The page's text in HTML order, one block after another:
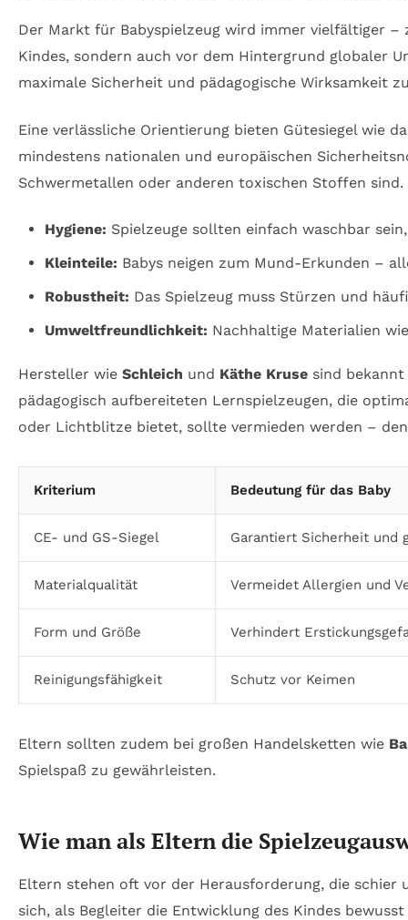
Der Markt für Babyspielzeug wird immer vielfältiger
Kindes, sondern auch vor dem Hintergrund globaler
maximale Sicherheit und pädagogische Wirksamkeit
Eine verlässliche Orientierung bieten Gütesiegel wie
mindestens nationalen und europäischen
Schwermetallen oder anderen toxischen Stoffen sind.
Hygiene: Spielzeuge sollten einfach waschbar
Kleinteile: Babys neigen zum Mund-Erkunden –
Robustheit: Das Spielzeug muss Stürzen und
Umweltfreundlichkeit: Nachhaltige Materialien
Hersteller wie Schleich und Käthe Kruse sind
pädagogisch aufbereiteten Lernspielzeugen, die
oder Lichtblitze bietet, sollte vermieden werden –
Kriterium Bedeutung für das Baby
CE- und GS-Siegel Garantiert Sicherheit und
Materialqualität Vermeidet Allergien und
Form und Größe Verhindert
Reinigungsfähigkeit Schutz vor Keimen
Eltern sollten zudem bei großen Handelsketten wie
Spielspaß zu gewährleisten.
Wie man als Eltern die
Eltern stehen oft vor der Herausforderung, die schier
sich, als Begleiter die Entwicklung des Kindes